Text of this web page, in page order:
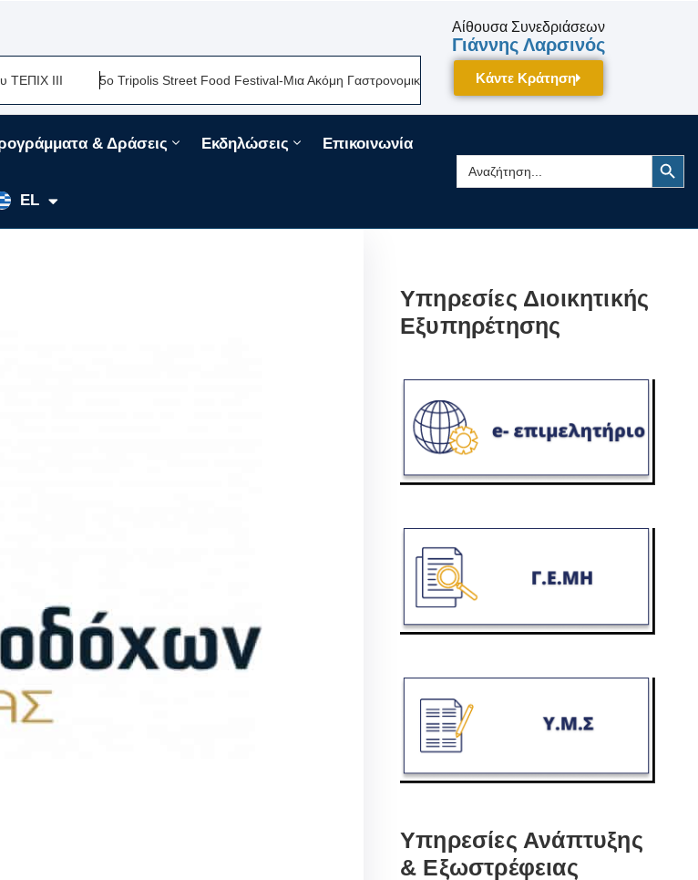
5ο Tripolis Street Food Festival-Μια Ακόμη Γαστρονομική Γιορτή Της Πελοποννήσου Δίνει Ραντεβού Τον Σεπτέμβριο
Αίθουσα Συνεδριάσεων
Γιάννης Λαρσινός
Κάντε Κράτηση
& Δράσεις Εκδηλώσεις Επικοινωνία
EL
EN
FR
Search
for:
Search Button
Υπηρεσίες Διοικητικής
Εξυπηρέτησης
Υπηρεσίες Ανάπτυξης
& Εξωστρέφειας